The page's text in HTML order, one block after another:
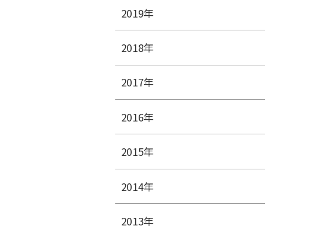
2019年
2018年
2017年
2016年
2015年
2014年
2013年